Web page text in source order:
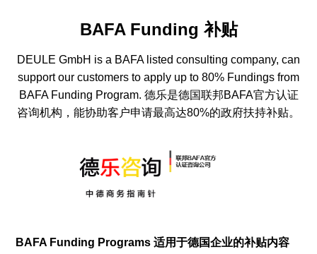
BAFA Funding 补贴
DEULE GmbH is a BAFA listed consulting company, can
support our customers to apply up to 80% Fundings from
BAFA Funding Program. 德乐是德国联邦BAFA官方认证
咨询机构，能协助客户申请最高达80%的政府扶持补贴。
BAFA Funding Programs 适用于德国企业的补贴内容